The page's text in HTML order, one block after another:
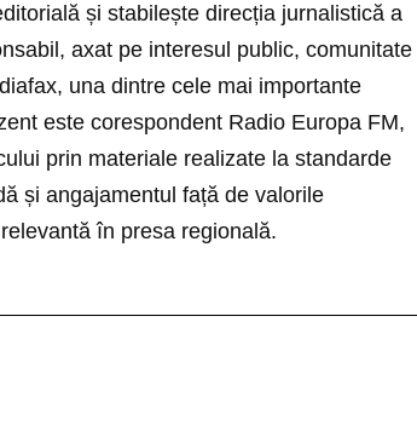
și stabilește direcția jurnalistică a
axat pe interesul public, comunitate
una dintre cele mai importante
este corespondent Radio Europa FM,
prin materiale realizate la standarde
și angajamentul față de valorile
în presa regională.